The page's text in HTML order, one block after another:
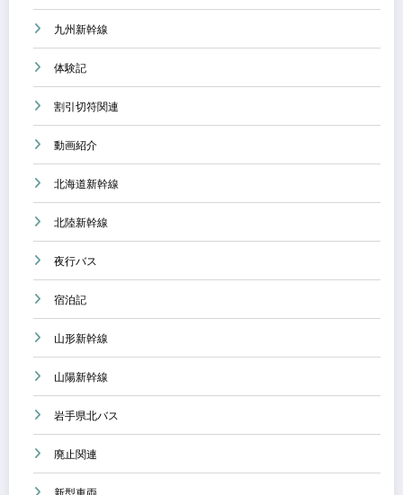
九州新幹線
体験記
割引切符関連
動画紹介
北海道新幹線
北陸新幹線
夜行バス
宿泊記
山形新幹線
山陽新幹線
岩手県北バス
廃止関連